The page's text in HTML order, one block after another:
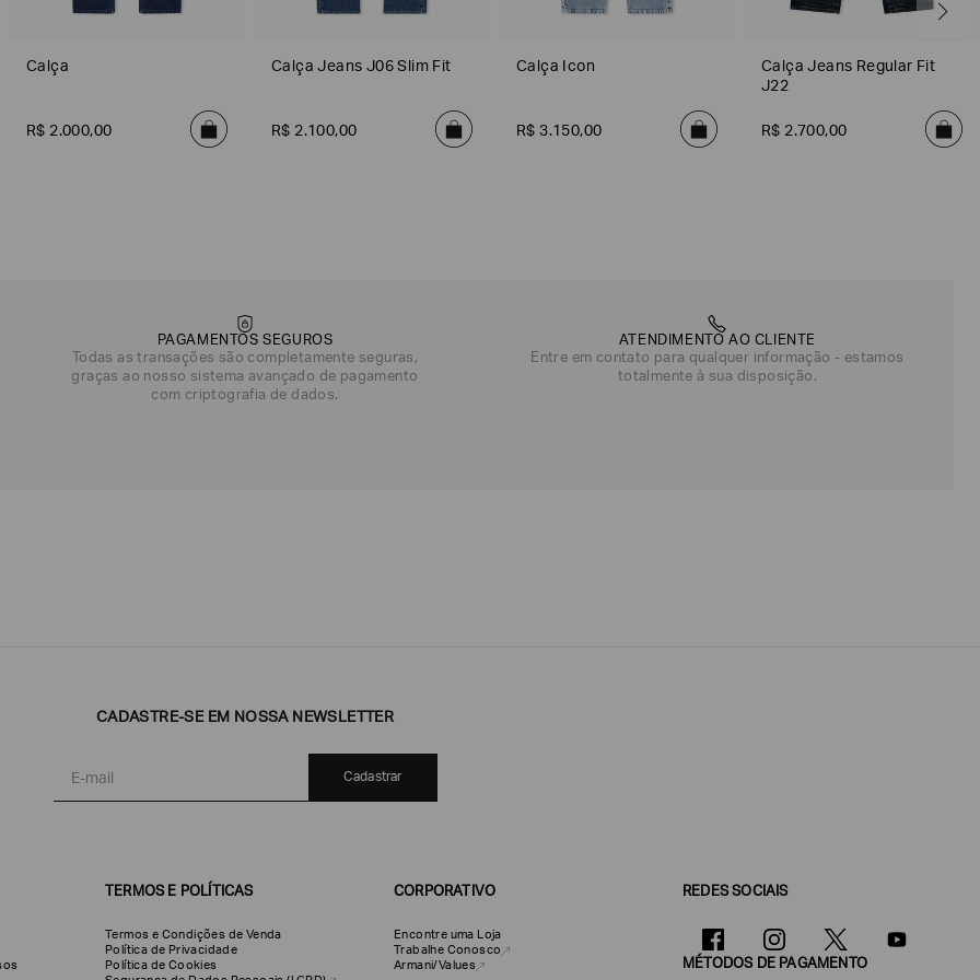
Calça
R$ 2.000,00
Calça Jeans J06 Slim Fit
R$ 2.100,00
Calça Icon
R$ 3.150,00
Calça Jeans Regular Fit
J22
R$ 2.700,00
PAGAMENTOS SEGUROS
Todas as transações são completamente seguras,
graças ao nosso sistema avançado de pagamento
com criptografia de dados.
ATENDIMENTO AO CLIENTE
Entre em contato para qualquer informação - estamos
totalmente à sua disposição.
CADASTRE-SE EM NOSSA NEWSLETTER
Cadastrar
TERMOS E POLÍTICAS
Termos e Condições de Venda
Política de Privacidade
Política de Cookies
CORPORATIVO
Encontre uma Loja
Trabalhe Conosco
Armani/Values
REDES SOCIAIS
MÉTODOS DE PAGAMENTO
EA7
Armani
Masculinos